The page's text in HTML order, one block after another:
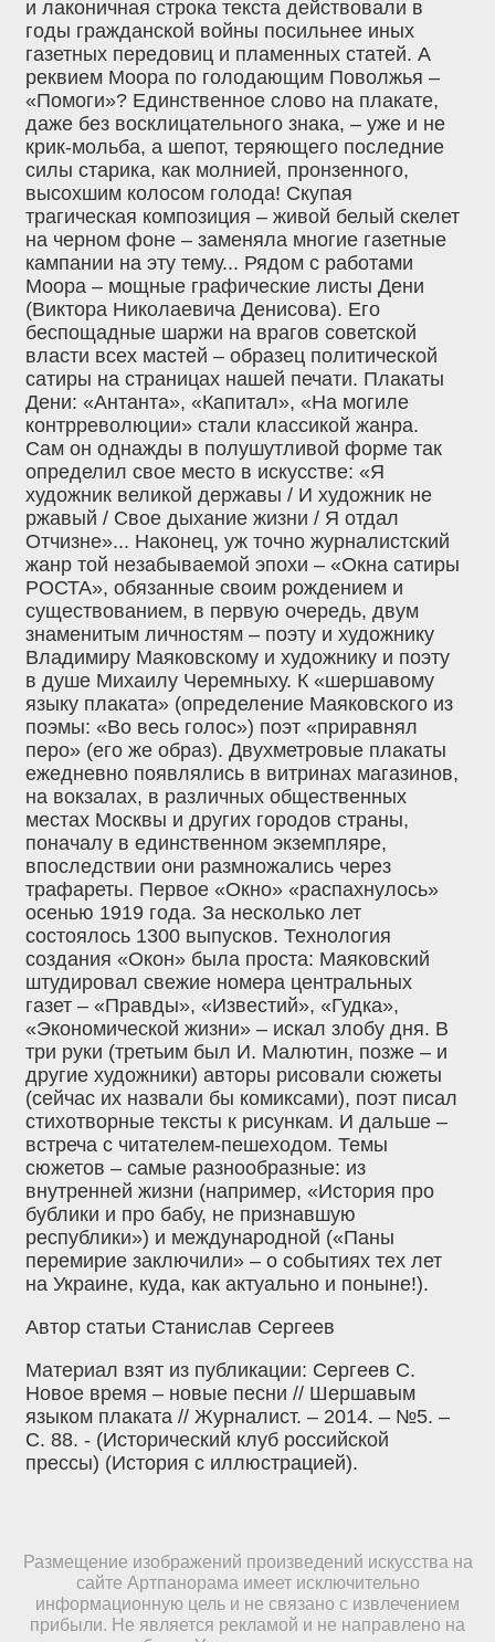
и лаконичная строка текста действовали в
годы гражданской войны посильнее иных
газетных передовиц и пламенных статей. А
реквием Моора по голодающим Поволжья –
«Помоги»? Единственное слово на плакате,
даже без восклицательного знака, – уже и не
крик-мольба, а шепот, теряющего последние
силы старика, как молнией, пронзенного,
высохшим колосом голода! Скупая
трагическая композиция – живой белый скелет
на черном фоне – заменяла многие газетные
кампании на эту тему... Рядом с работами
Моора – мощные графические листы Дени
(Виктора Николаевича Денисова). Его
беспощадные шаржи на врагов советской
власти всех мастей – образец политической
сатиры на страницах нашей печати. Плакаты
Дени: «Антанта», «Капитал», «На могиле
контрреволюции» стали классикой жанра.
Сам он однажды в полушутливой форме так
определил свое место в искусстве: «Я
художник великой державы / И художник не
ржавый / Свое дыхание жизни / Я отдал
Отчизне»... Наконец, уж точно журналистский
жанр той незабываемой эпохи – «Окна сатиры
РОСТА», обязанные своим рождением и
существованием, в первую очередь, двум
знаменитым личностям – поэту и художнику
Владимиру Маяковскому и художнику и поэту
в душе Михаилу Черемныху. К «шершавому
языку плаката» (определение Маяковского из
поэмы: «Во весь голос») поэт «приравнял
перо» (его же образ). Двухметровые плакаты
ежедневно появлялись в витринах магазинов,
на вокзалах, в различных общественных
местах Москвы и других городов страны,
поначалу в единственном экземпляре,
впоследствии они размножались через
трафареты. Первое «Окно» «распахнулось»
осенью 1919 года. За несколько лет
состоялось 1300 выпусков. Технология
создания «Окон» была проста: Маяковский
штудировал свежие номера центральных
газет – «Правды», «Известий», «Гудка»,
«Экономической жизни» – искал злобу дня. В
три руки (третьим был И. Малютин, позже – и
другие художники) авторы рисовали сюжеты
(сейчас их назвали бы комиксами), поэт писал
стихотворные тексты к рисункам. И дальше –
встреча с читателем-пешеходом. Темы
сюжетов – самые разнообразные: из
внутренней жизни (например, «История про
бублики и про бабу, не признавшую
республики») и международной («Паны
перемирие заключили» – о событиях тех лет
на Украине, куда, как актуально и поныне!).
Автор статьи Станислав Сергеев
Материал взят из публикации: Сергеев С.
Новое время – новые песни // Шершавым
языком плаката // Журналист. – 2014. – №5. –
С. 88. - (Исторический клуб российской
прессы) (История с иллюстрацией).
Размещение изображений произведений искусства на
сайте Артпанорама имеет исключительно
информационную цель и не связано с извлечением
прибыли. Не является рекламой и не направлено на